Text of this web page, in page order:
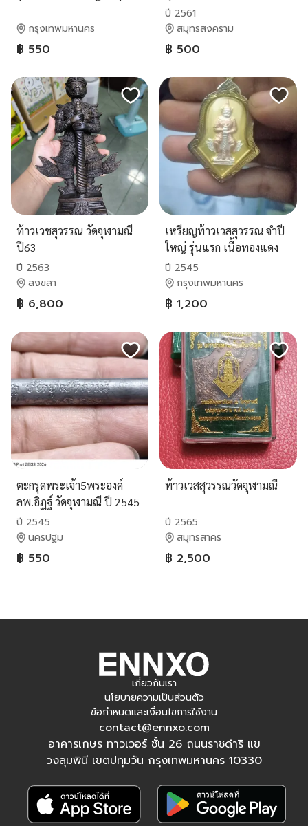
กรุงเทพมหานคร
฿ 550
ปี 2561
สมุทรสงคราม
฿ 500
ท้าวเวชสุวรรณ วัดจุฬามณี
ปี63
ปี 2563
สงขลา
฿ 6,800
เหรียญท้าวเวสสุวรรณ จำปี
ใหญ่ รุ่นแรก เนื้อทองแดง
ชุบ 3K หลวงพ่ออิฏฐ์ วัดจุฬา
มณี ปี 2545 รายละเอียด เห
รียญท้าวเวสสุวรรณ จำปี
ใหญ่ รุ่นแรก เนื้อทองแดง
ชุบ
ปี 2545
กรุงเทพมหานคร
฿ 1,200
ตะกรุดพระเจ้า5พระองค์
ลพ.อิฏฐ์ วัดจุฬามณี ปี 2545
ปี 2545
นครปฐม
฿ 550
ท้าวเวสสุวรรณวัดจุฬามณี
ปี 2565
สมุทรสาคร
฿ 2,500
เกี่ยวกับเรา
นโยบายความเป็นส่วนตัว
ข้อกำหนดและเงื่อนไขการใช้งาน
contact@ennxo.com
อาคารเกษร ทาวเวอร์ ชั้น 26 ถนนราชดำริ แข
วงลุมพินี เขตปทุมวัน กรุงเทพมหานคร 10330